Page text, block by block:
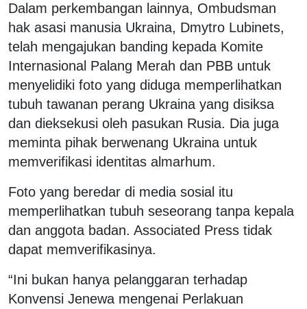
Dalam perkembangan lainnya, Ombudsman
hak asasi manusia Ukraina, Dmytro Lubinets,
telah mengajukan banding kepada Komite
Internasional Palang Merah dan PBB untuk
menyelidiki foto yang diduga memperlihatkan
tubuh tawanan perang Ukraina yang disiksa
dan dieksekusi oleh pasukan Rusia. Dia juga
meminta pihak berwenang Ukraina untuk
memverifikasi identitas almarhum.
Foto yang beredar di media sosial itu
memperlihatkan tubuh seseorang tanpa kepala
dan anggota badan. Associated Press tidak
dapat memverifikasinya.
“Ini bukan hanya pelanggaran terhadap
Konvensi Jenewa mengenai Perlakuan